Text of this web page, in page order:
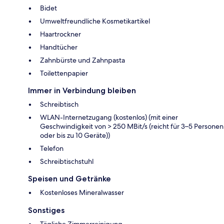
Bidet
Umweltfreundliche Kosmetikartikel
Haartrockner
Handtücher
Zahnbürste und Zahnpasta
Toilettenpapier
Immer in Verbindung bleiben
Schreibtisch
WLAN-Internetzugang (kostenlos) (mit einer
Geschwindigkeit von > 250 MBit/s (reicht für 3–5 Personen
oder bis zu 10 Geräte))
Telefon
Schreibtischstuhl
Speisen und Getränke
Kostenloses Mineralwasser
Sonstiges